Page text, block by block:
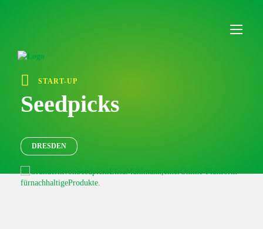
g
START-UP
Seedpicks
DRESDEN